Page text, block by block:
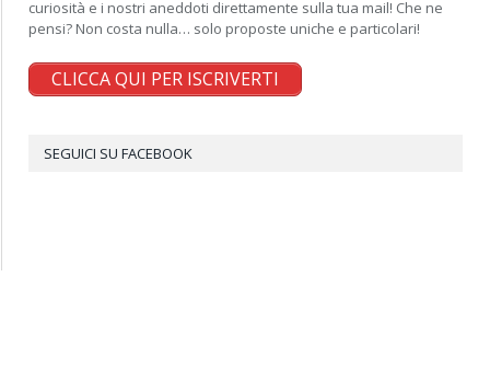
curiosità e i nostri aneddoti direttamente sulla tua mail! Che ne
pensi? Non costa nulla… solo proposte uniche e particolari!
CLICCA QUI PER ISCRIVERTI
SEGUICI SU FACEBOOK